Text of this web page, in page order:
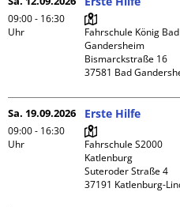
09:00 - 16:30
Uhr
Fahrschule König Bad
Gandersheim
Bismarckstraße 16
Sa. 19.09.2026
09:00 - 16:30
Uhr
Erste Hilfe
Fahrschule S2000
Katlenburg
Suteroder Straße 4